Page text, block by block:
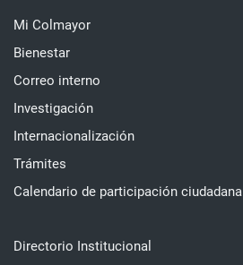
Mi Colmayor
Bienestar
Correo interno
Investigación
Internacionalización
Trámites
Calendario de participación ciudadana
Directorio Institucional